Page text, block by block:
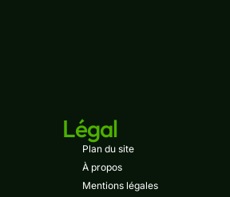
Légal
Plan du site
À propos
Mentions légales